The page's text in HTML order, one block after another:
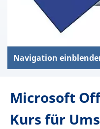
Navigation
Microsoft
Kurs für